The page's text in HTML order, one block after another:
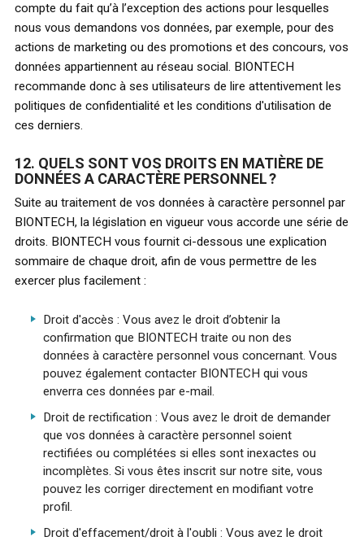
compte du fait qu’à l’exception des actions pour lesquelles
nous vous demandons vos données, par exemple, pour des
actions de marketing ou des promotions et des concours, vos
données appartiennent au réseau social. BIONTECH
recommande donc à ses utilisateurs de lire attentivement les
politiques de confidentialité et les conditions d'utilisation de
ces derniers.
12. QUELS SONT VOS DROITS EN MATIÈRE DE
DONNÉES A CARACTÈRE PERSONNEL ?
Suite au traitement de vos données à caractère personnel par
BIONTECH, la législation en vigueur vous accorde une série de
droits. BIONTECH vous fournit ci-dessous une explication
sommaire de chaque droit, afin de vous permettre de les
exercer plus facilement :
Droit d'accès : Vous avez le droit d’obtenir la
confirmation que BIONTECH traite ou non des
données à caractère personnel vous concernant. Vous
pouvez également contacter BIONTECH qui vous
enverra ces données par e-mail.
Droit de rectification : Vous avez le droit de demander
que vos données à caractère personnel soient
rectifiées ou complétées si elles sont inexactes ou
incomplètes. Si vous êtes inscrit sur notre site, vous
pouvez les corriger directement en modifiant votre
profil.
Droit d'effacement/droit à l'oubli : Vous avez le droit